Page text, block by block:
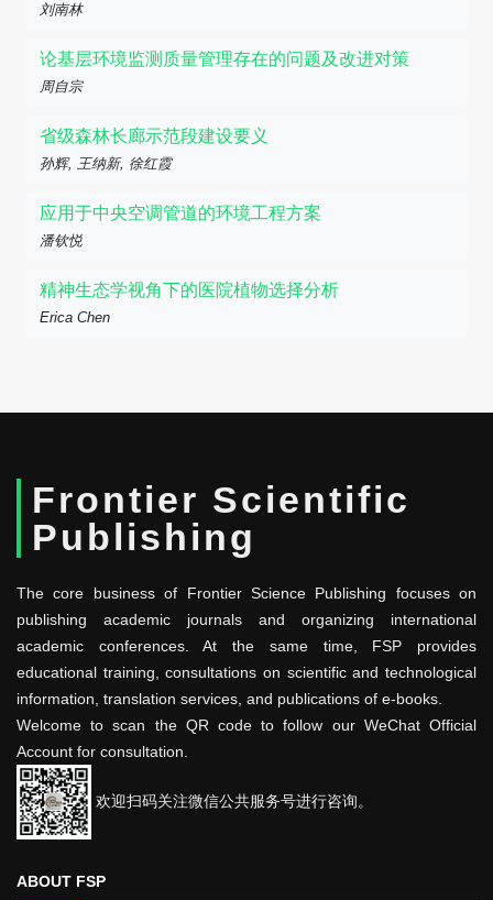
刘南林
论基层环境监测质量管理存在的问题及改进对策
周自宗
省级森林长廊示范段建设要义
孙辉, 王纳新, 徐红霞
应用于中央空调管道的环境工程方案
潘钦悦
精神生态学视角下的医院植物选择分析
Erica Chen
Frontier Scientific
Publishing
The core business of Frontier Science Publishing focuses on
publishing academic journals and organizing international
academic conferences. At the same time, FSP provides
educational training, consultations on scientific and technological
information, translation services, and publications of e-books.
Welcome to scan the QR code to follow our WeChat Official
Account for consultation.
欢迎扫码关注微信公共服务号进行咨询。
ABOUT FSP